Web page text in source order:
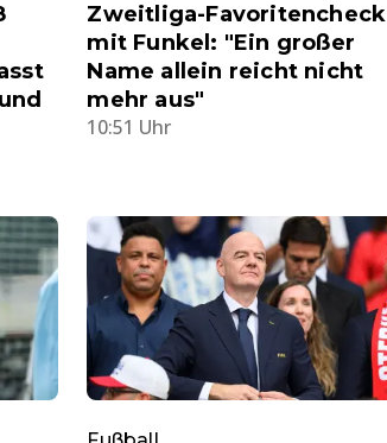
Zweitliga-Favoritencheck
mit Funkel: "Ein großer
Name allein reicht nicht
mehr aus"
10:51 Uhr